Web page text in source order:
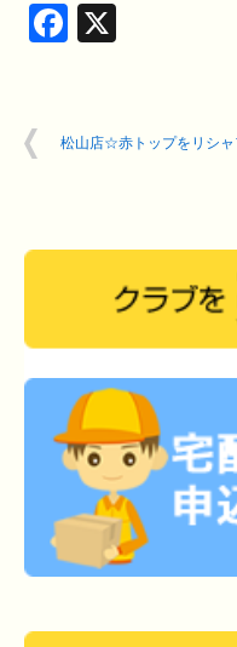
Facebook
松山店☆赤トップをリシャ